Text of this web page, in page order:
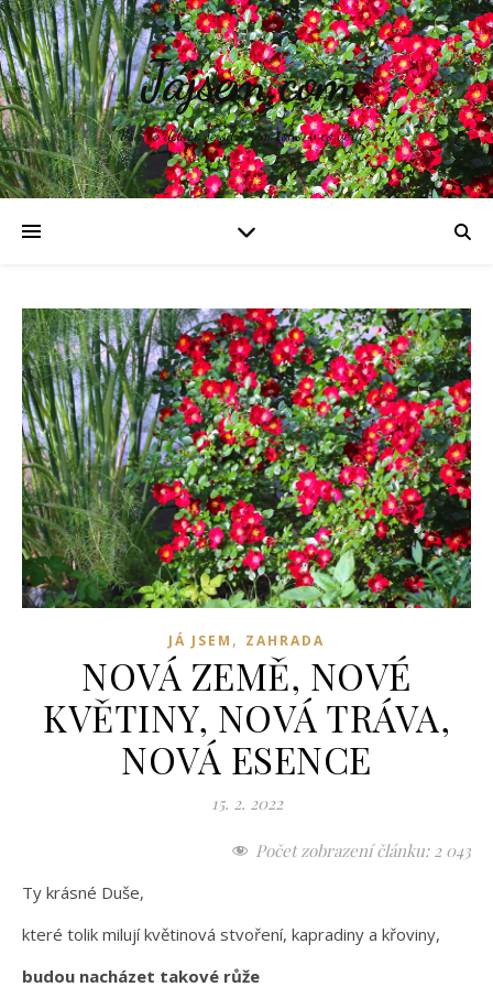
Jájsem.com
Vše, co děláte, je odrazem toho, v co věříte.
JÁ JSEM , ZAHRADA
NOVÁ ZEMĚ, NOVÉ
KVĚTINY, NOVÁ TRÁVA,
NOVÁ ESENCE
15. 2. 2022
Počet zobrazení článku: 2 043
Ty krásné Duše,
které tolik milují květinová stvoření, kapradiny a křoviny,
budou nacházet takové růže